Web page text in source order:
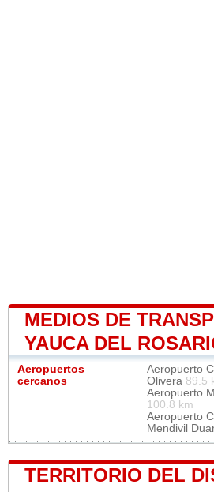
MEDIOS DE
YAUCA DEL
Aeropuertos
cercanos
Aeropuerto
Olivera 89.5
Aeropuerto
100.8 km
Aeropuerto
Mendivil
TERRITORIO DEL